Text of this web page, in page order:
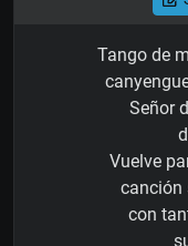
Tango de
Señor
Vuelve
canción
con